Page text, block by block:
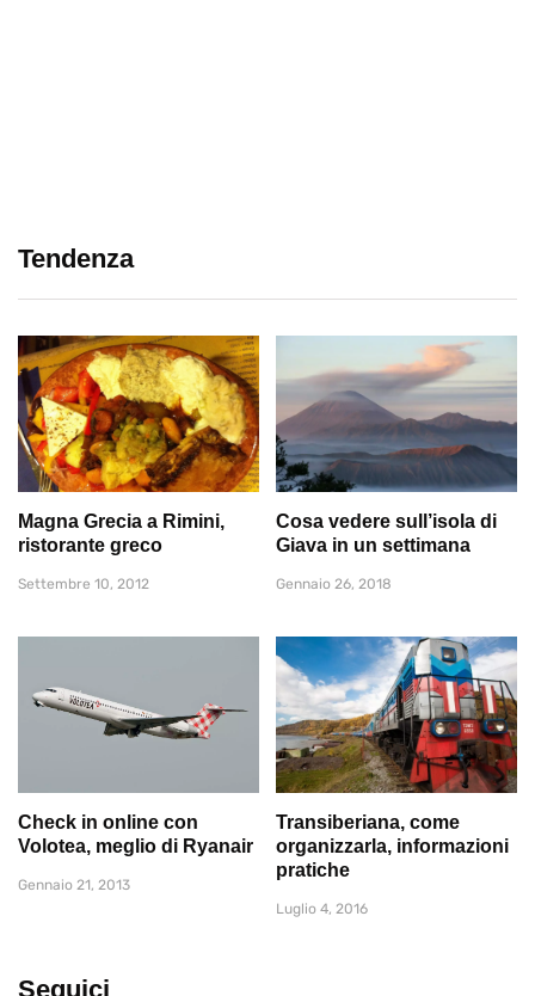
Tendenza
Magna Grecia a Rimini,
ristorante greco
Settembre 10, 2012
Cosa vedere sull’isola di
Giava in un settimana
Gennaio 26, 2018
Check in online con
Volotea, meglio di Ryanair
Gennaio 21, 2013
Transiberiana, come
organizzarla, informazioni
pratiche
Luglio 4, 2016
Seguici